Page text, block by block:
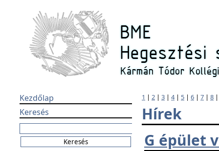
Kezdőlap
Keresés
1 | 2 | 3 | 4| 5 | 6 | 7 | 8
Hírek
G épület